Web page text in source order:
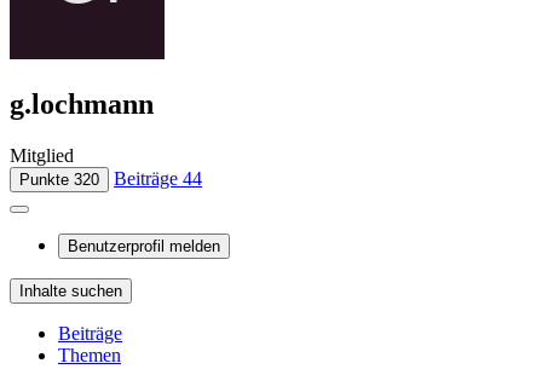
g.lochmann
Mitglied
Punkte 320 Beiträge 44
Benutzerprofil melden
Inhalte suchen
Beiträge
Themen